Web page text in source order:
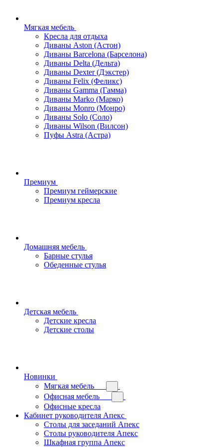
Мягкая мебель
Кресла для отдыха
Диваны Aston (Астон)
Диваны Barcelona (Барселона)
Диваны Delta (Дельта)
Диваны Dexter (Дэкстер)
Диваны Felix (Феликс)
Диваны Gamma (Гамма)
Диваны Marko (Марко)
Диваны Monro (Монро)
Диваны Solo (Соло)
Диваны Wilson (Вилсон)
Пуфы Astra (Астра)
Премиум
Премиум геймерские
Премиум кресла
Домашняя мебель
Барные стулья
Обеденные стулья
Детская мебель
Детские кресла
Детские столы
Новинки
Мягкая мебель
Офисная мебель
Офисные кресла
Кабинет руководителя Апекс
Столы для заседаний Апекс
Столы руководителя Апекс
Шкафная группа Апекс